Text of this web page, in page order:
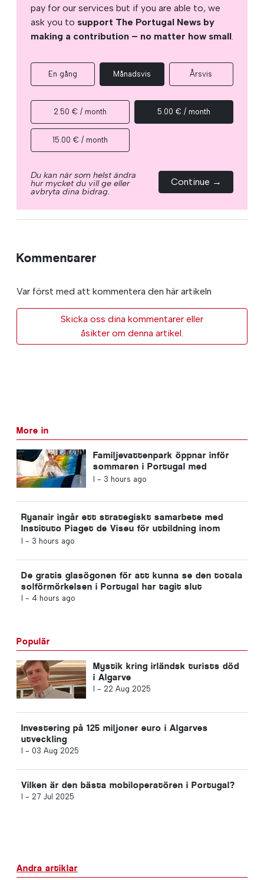
pay for our services but if you are able to, we
ask you to support The Portugal News by
making a contribution – no matter how small.
En gång Månadsvis Årsvis
2.50 € / month 5.00 € / month
15.00 € / month
Du kan när som helst ändra
hur mycket du vill ge eller
avbryta dina bidrag.
Continue →
Kommentarer
Var först med att kommentera den här artikeln
Skicka oss dina kommentarer eller
åsikter om denna artikel.
More in
Familjevattenpark öppnar inför
sommaren i Portugal med
biljetter för 2 euro
I - 3 hours ago
Ryanair ingår ett strategiskt samarbete med
Instituto Piaget de Viseu för utbildning inom
flygbranschen i Portugal
I - 3 hours ago
De gratis glasögonen för att kunna se den totala
solförmörkelsen i Portugal har tagit slut
I - 4 hours ago
Populär
Mystik kring irländsk turists död
i Algarve
I - 22 Aug 2025
Investering på 125 miljoner euro i Algarves
utveckling
I - 03 Aug 2025
Vilken är den bästa mobiloperatören i Portugal?
I - 27 Jul 2025
Andra artiklar